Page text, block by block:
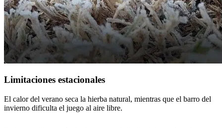
Limitaciones estacionales
El calor del verano seca la hierba natural, mientras que el barro del
invierno dificulta el juego al aire libre.